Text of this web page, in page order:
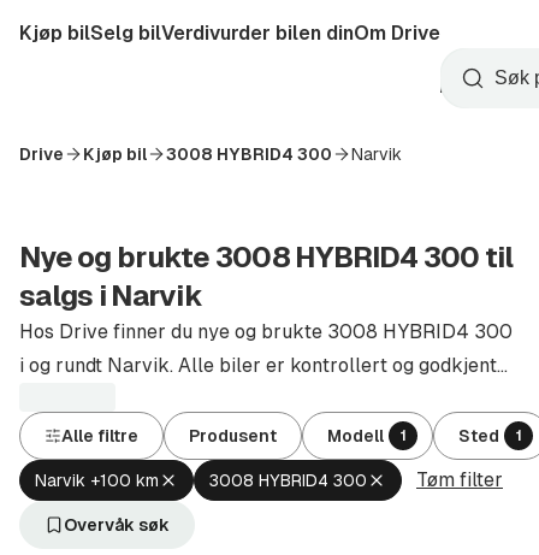
til
Startside
Kjøp bilSelg bilVerdivurder bilen dinOm Drive
Opprett
konto
Søk
Drive Kjøp bil 3008 HYBRID4 300 Narvik
Nye og brukte 3008 HYBRID4 300 til
salgs i Narvik
Hos Drive finner du nye og brukte 3008 HYBRID4 300
i og rundt Narvik. Alle biler er kontrollert og godkjent
Alle filtre Produsent Modell 1 Sted 1
Narvik +100 km Fjern
aktivt
filter
3008 HYBRID4 300 Fjern
aktivt
Tøm filter
Overvåk søk